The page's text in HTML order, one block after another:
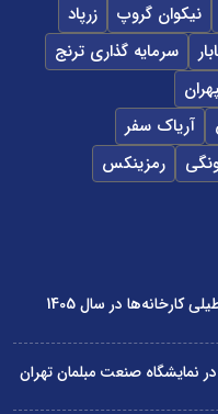
نیکوان گروپ
زرپاد
سرمایه گذاری ترنج
آریاک سفر
رمزینکس
در سال 1405
نمایشگاه صنعت مبلمان تهران